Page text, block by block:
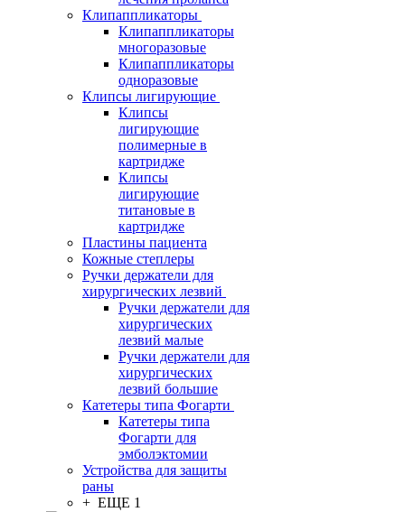
Клипаппликаторы
Клипаппликаторы
многоразовые
Клипаппликаторы
одноразовые
Клипсы лигирующие
Клипсы
лигирующие
полимерные в
картридже
Клипсы
лигирующие
титановые в
картридже
Пластины пациента
Кожные степлеры
Ручки держатели для
хирургических лезвий
Ручки держатели для
хирургических
лезвий малые
Ручки держатели для
хирургических
лезвий большие
Катетеры типа Фогарти
Катетеры типа
Фогарти для
эмболэктомии
Устройства для защиты
раны
+ ЕЩЕ 1